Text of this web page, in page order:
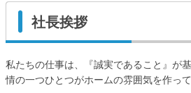
社長挨拶
私たちの仕事は、『誠実であること』が
情の一つひとつがホームの雰囲気を作っ